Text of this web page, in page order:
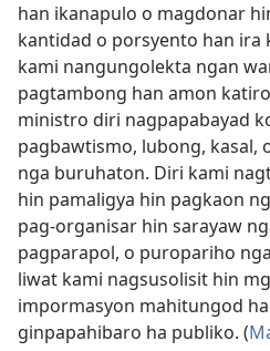
han ikanapulo o magdonar
kantidad o porsyento han ira
kami nangungolekta ngan
pagtambong han amon
ministro diri nagpapabayad
pagbawtismo, lubong, kasal,
nga buruhaton. Diri kami
hin pamaligya hin pagkaon
pag-organisar hin sarayaw
pagparapol, o puropariho
liwat kami nagsusolisit hin
impormasyon mahitungod
ginpapahibaro ha publiko. (